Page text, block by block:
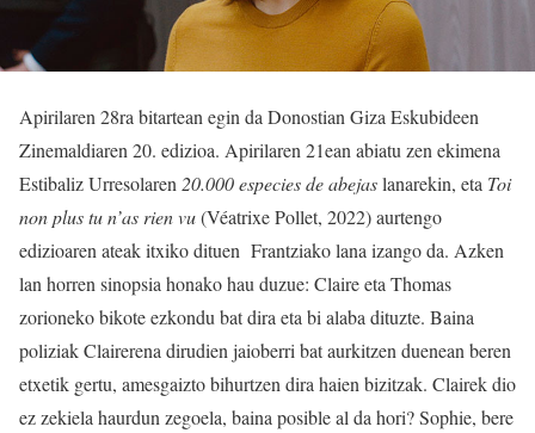
Apirilaren 28ra bitartean egin da Donostian Giza Eskubideen
Zinemaldiaren 20. edizioa. Apirilaren 21ean abiatu zen ekimena
Estibaliz Urresolaren20.000 especies de abejaslanarekin, eta Toi
non plus tu n’as rien vu(Véatrixe Pollet, 2022) aurtengo
edizioaren ateak itxiko dituen Frantziako lana izango da. Azken
lan horren sinopsia honako hau duzue: Claire eta Thomas
zorioneko bikote ezkondu bat dira eta bi alaba dituzte. Baina
poliziak Clairerena dirudien jaioberri bat aurkitzen duenean beren
etxetik gertu, amesgaizto bihurtzen dira haien bizitzak. Clairek dio
ez zekiela haurdun zegoela, baina posible al da hori? Sophie, bere